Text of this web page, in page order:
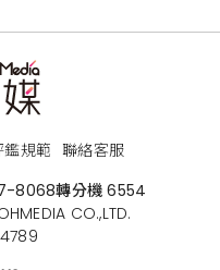
鑑規範 聯絡客服
8068轉分機 6554
CO.,LTD.